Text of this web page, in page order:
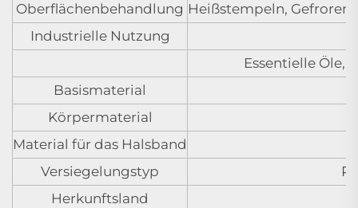
Oberflächenbehandlung Heißstempeln,
Industrielle Nutzung
Essentielle Öle,
Basismaterial
Körpermaterial
Material für das Halsband
Versiegelungstyp
Herkunftsland